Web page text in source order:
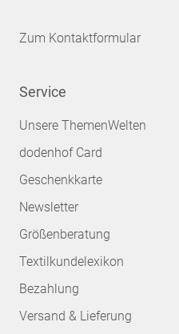
Zum Kontaktformular
Service
Unsere ThemenWelten
dodenhof Card
Geschenkkarte
Newsletter
Größenberatung
Textilkundelexikon
Bezahlung
Versand & Lieferung